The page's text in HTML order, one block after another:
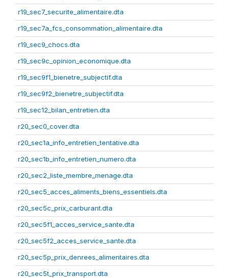
r19_sec7_securite_alimentaire.dta
r19_sec7a_fcs_consommation_alimentaire.dta
r19_sec9_chocs.dta
r19_sec9c_opinion_economique.dta
r19_sec9f1_bienetre_subjectif.dta
r19_sec9f2_bienetre_subjectif.dta
r19_sec12_bilan_entretien.dta
r20_sec0_cover.dta
r20_sec1a_info_entretien_tentative.dta
r20_sec1b_info_entretien_numero.dta
r20_sec2_liste_membre_menage.dta
r20_sec5_acces_aliments_biens_essentiels.dta
r20_sec5c_prix_carburant.dta
r20_sec5f1_acces_service_sante.dta
r20_sec5f2_acces_service_sante.dta
r20_sec5p_prix_denrees_alimentaires.dta
r20_sec5t_prix_transport.dta